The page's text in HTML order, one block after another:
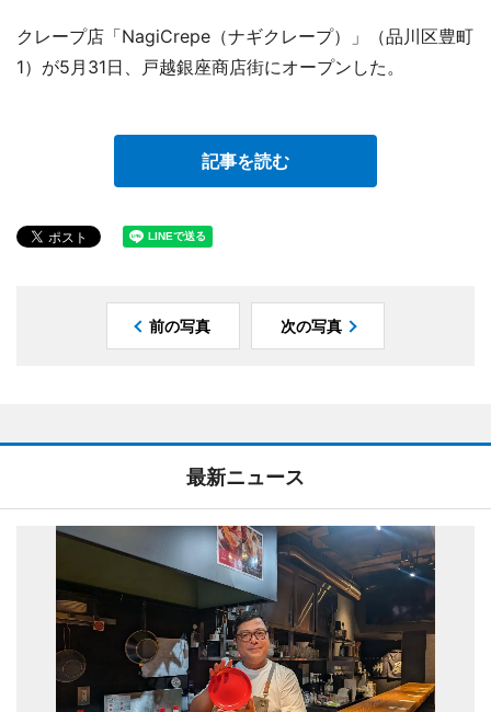
クレープ店「NagiCrepe（ナギクレープ）」（品川区豊町
1）が5月31日、戸越銀座商店街にオープンした。
記事を読む
前の写真 次の写真
最新ニュース